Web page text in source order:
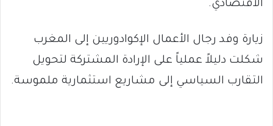
الاقتصادي.
زيارة وفد رجال الأعمال الإكوادوريين إلى المغرب
شكلت دليلاً عملياً على الإرادة المشتركة لتحويل
التقارب السياسي إلى مشاريع استثمارية ملموسة.